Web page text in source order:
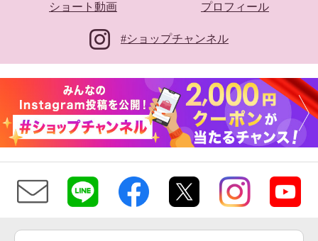
ショート動画 プロフィール
#ショップチャンネル